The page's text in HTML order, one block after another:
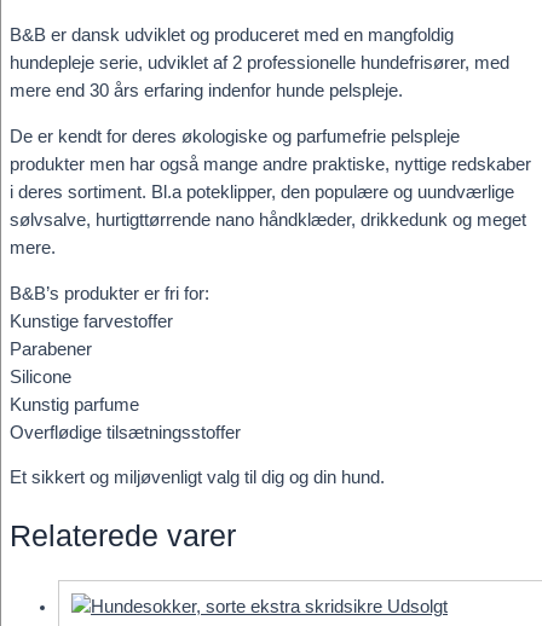
B&B er dansk udviklet og produceret med en mangfoldig
hundepleje serie, udviklet af 2 professionelle hundefrisører, med
mere end 30 års erfaring indenfor hunde pelspleje.
De er kendt for deres økologiske og parfumefrie pelspleje
produkter men har også mange andre praktiske, nyttige redskaber
i deres sortiment. Bl.a poteklipper, den populære og uundværlige
sølvsalve, hurtigttørrende nano håndklæder, drikkedunk og meget
mere.
B&B’s produkter er fri for:
Kunstige farvestoffer
Parabener
Silicone
Kunstig parfume
Overflødige tilsætningsstoffer
Et sikkert og miljøvenligt valg til dig og din hund.
Relaterede varer
Udsolgt